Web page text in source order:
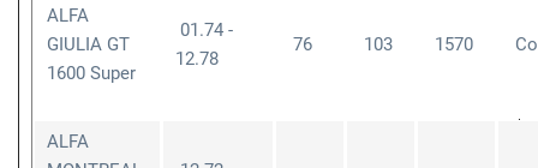
ALFA
GIULIA GT
1600 Super
01.74 -
12.78
76 103 1570
ALFA